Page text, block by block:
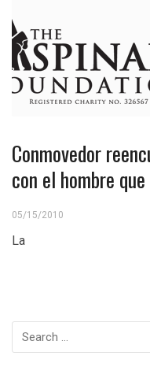
Conmovedor
con el hombre
05/15/2010
La
Search
for: